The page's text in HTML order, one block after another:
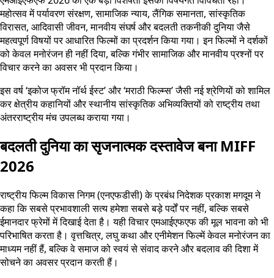
महोत्सव में पर्यावरण संरक्षण, सामाजिक न्याय, लैंगिक समानता, सांस्कृतिक
विरासत, आदिवासी जीवन, मानवीय संघर्ष और बदलती तकनीकी दुनिया जैसे
महत्वपूर्ण विषयों पर आधारित फिल्मों का प्रदर्शन किया गया। इन फिल्मों ने दर्शकों
को केवल मनोरंजन ही नहीं दिया, बल्कि गंभीर सामाजिक और मानवीय प्रश्नों पर
विचार करने का अवसर भी प्रदान किया।
इस वर्ष ‘इकोज फ्रॉम नॉर्थ ईस्ट’ और ‘मराठी फिल्म्स’ जैसी नई श्रेणियों को शामिल
कर क्षेत्रीय कहानियों और स्थानीय सांस्कृतिक अभिव्यक्तियों को राष्ट्रीय तथा
अंतरराष्ट्रीय मंच उपलब्ध कराया गया।
बदलती दुनिया का सृजनात्मक दस्तावेज बना MIFF
2026
राष्ट्रीय फिल्म विकास निगम (एनएफडीसी) के प्रबंध निदेशक प्रकाश मगदूम ने
कहा कि सबसे प्रभावशाली सत्य हमेशा सबसे बड़े पर्दों पर नहीं, बल्कि सबसे
ईमानदार फ्रेमों में दिखाई देता है। यही विचार एमआईएफएफ की मूल भावना को भी
परिभाषित करता है। वृत्तचित्र, लघु कथा और एनीमेशन फिल्में केवल मनोरंजन का
माध्यम नहीं हैं, बल्कि वे समाज को स्वयं से संवाद करने और बदलाव की दिशा में
सोचने का अवसर प्रदान करती हैं।